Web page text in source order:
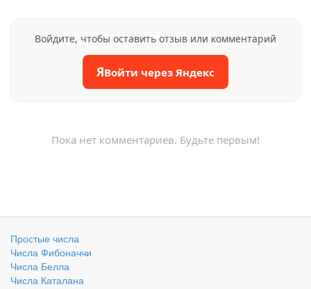
Войдите, чтобы оставить отзыв или комментарий
ЯВойти через Яндекс
Пока нет комментариев. Будьте первым!
Простые числа
Числа Фибоначчи
Числа Белла
Числа Каталана